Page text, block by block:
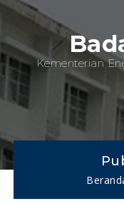
Kementerian